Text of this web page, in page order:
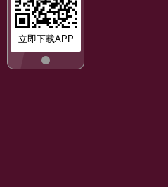
立即下载APP